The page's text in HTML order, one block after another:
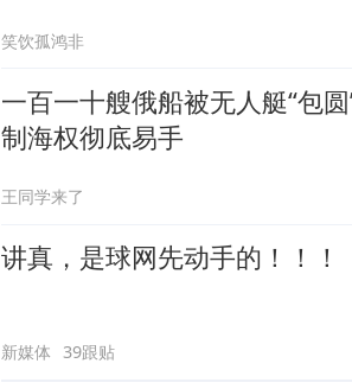
笑饮孤鸿非
一百一十艘俄船被无人艇“包
制海权彻底易手
王同学来了
讲真，是球网先动手的！！！
新媒体 39跟贴